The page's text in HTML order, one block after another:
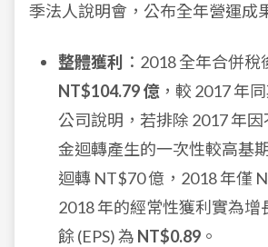
季法人說明會，公布全年營運成
整體獲利
：2018 全年合併稅
NT$104.79 億，較 2017 年
公司說明，若排除 2017 年
金迴轉產生的一次性較高基
迴轉 NT$70 億，2018 年僅
2018 年的經常性獲利實為增
餘 (EPS) 為 NT$0.89 。